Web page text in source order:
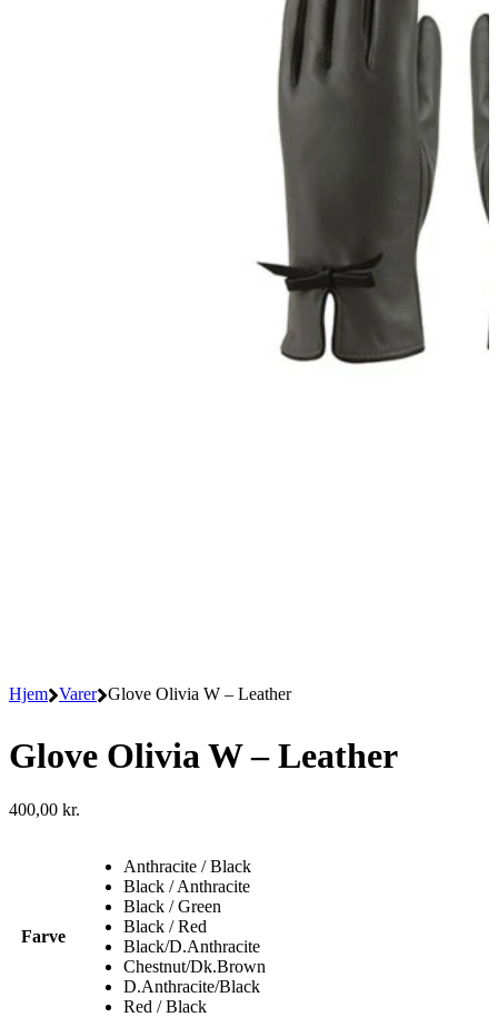
Hjem Varer Glove Olivia W – Leather
Glove Olivia W – Leather
400,00 kr.
Farve
Anthracite / Black
Black / Anthracite
Black / Green
Black / Red
Black/D.Anthracite
Chestnut/Dk.Brown
D.Anthracite/Black
Red / Black